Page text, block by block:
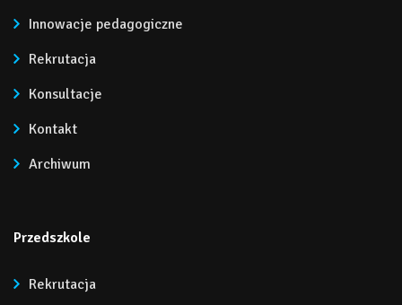
Innowacje pedagogiczne
Rekrutacja
Konsultacje
Kontakt
Archiwum
Przedszkole
Rekrutacja